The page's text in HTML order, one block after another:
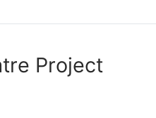
Project